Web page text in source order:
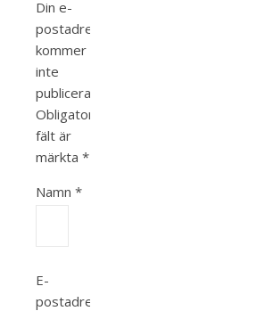
Din e-
postadress
kommer
inte
publiceras.
Obligatoriska
fält är
märkta *
Namn *
E-
postadress